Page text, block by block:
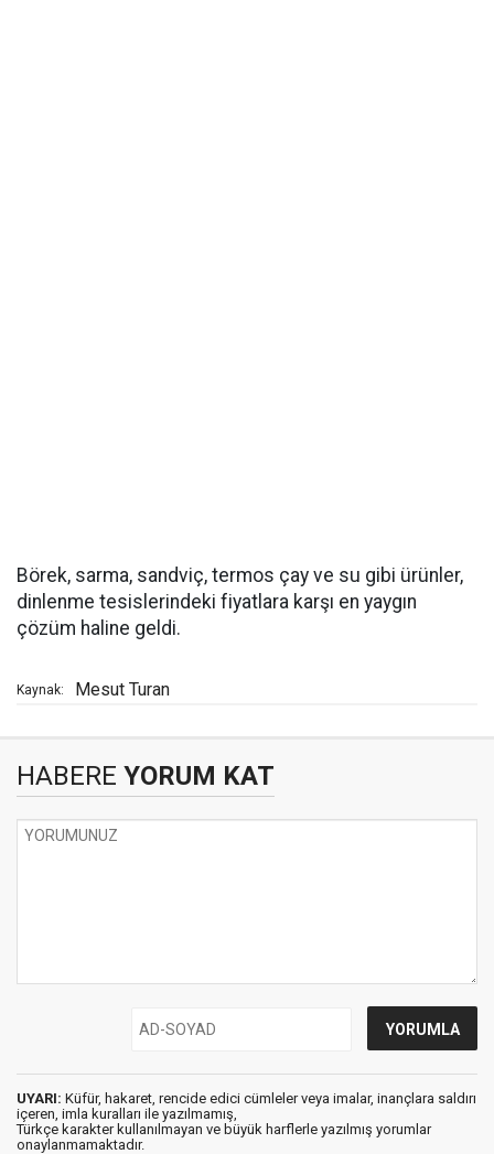
Börek, sarma, sandviç, termos çay ve su gibi ürünler,
dinlenme tesislerindeki fiyatlara karşı en yaygın
çözüm haline geldi.
Kaynak: Mesut Turan
HABERE YORUM KAT
UYARI: Küfür, hakaret, rencide edici cümleler veya imalar, inançlara saldırı
içeren, imla kuralları ile yazılmamış,
Türkçe karakter kullanılmayan ve büyük harflerle yazılmış yorumlar
onaylanmamaktadır.